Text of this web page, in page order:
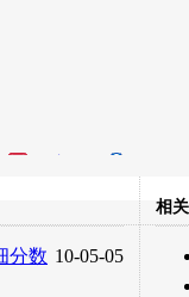
转发至：
10-05-05
分数
相